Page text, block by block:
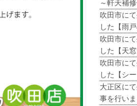
～軒天補
吹田市に
した【雨戸
吹田市に
した【天
吹田市に
した【シ
大正区に
事を行い